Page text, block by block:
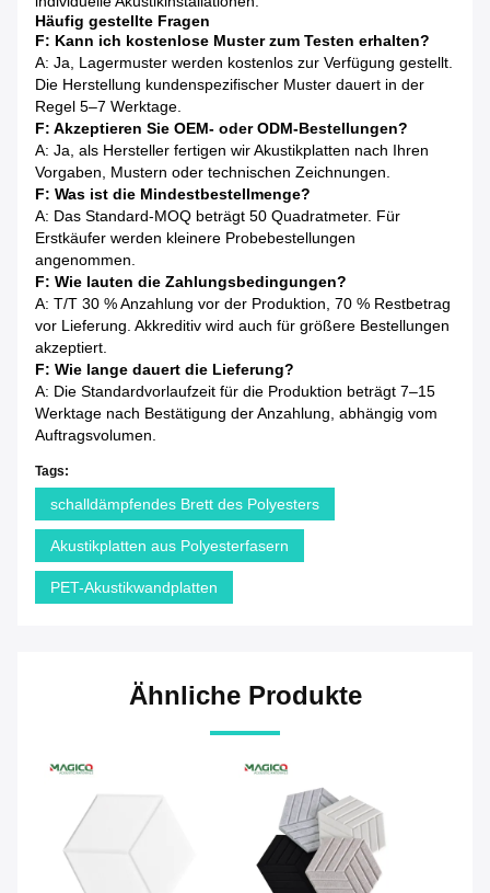
Häufig gestellte Fragen
F: Kann ich kostenlose Muster zum Testen erhalten?
A: Ja, Lagermuster werden kostenlos zur Verfügung gestellt.
Die Herstellung kundenspezifischer Muster dauert in der
Regel 5–7 Werktage.
F: Akzeptieren Sie OEM- oder ODM-Bestellungen?
A: Ja, als Hersteller fertigen wir Akustikplatten nach Ihren
Vorgaben, Mustern oder technischen Zeichnungen.
F: Was ist die Mindestbestellmenge?
A: Das Standard-MOQ beträgt 50 Quadratmeter. Für
Erstkäufer werden kleinere Probebestellungen
angenommen.
F: Wie lauten die Zahlungsbedingungen?
A: T/T 30 % Anzahlung vor der Produktion, 70 % Restbetrag
vor Lieferung. Akkreditiv wird auch für größere Bestellungen
akzeptiert.
F: Wie lange dauert die Lieferung?
A: Die Standardvorlaufzeit für die Produktion beträgt 7–15
Werktage nach Bestätigung der Anzahlung, abhängig vom
Auftragsvolumen.
Tags:
schalldämpfendes Brett des Polyesters
Akustikplatten aus Polyesterfasern
PET-Akustikwandplatten
Ähnliche Produkte